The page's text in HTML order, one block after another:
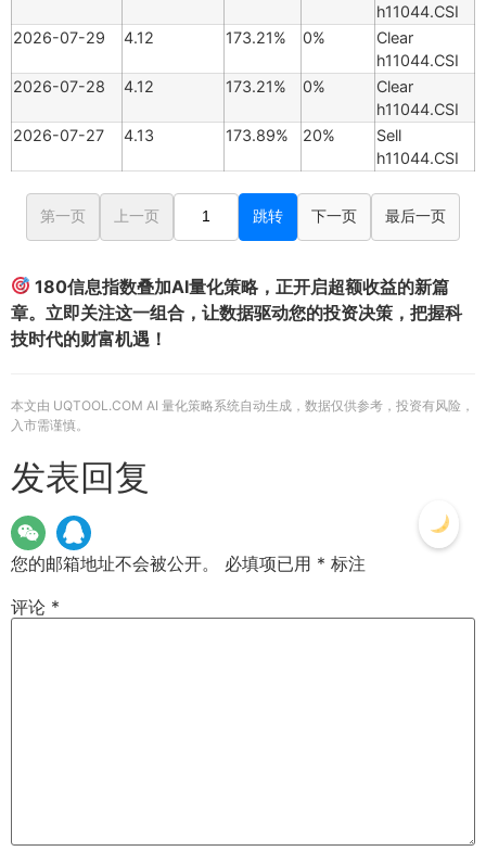
h11044.CSI
2026-07-29
4.12 173.21% 0%
Clear
h11044.CSI
2026-07-28
4.12 173.21% 0%
Clear
h11044.CSI
2026-07-27
4.13 173.89% 20%
Sell
h11044.CSI
第一页 上一页 跳转 下一页 最后一页
180信息指数叠加AI量化策略，正开启超额收益的新篇
章。立即关注这一组合，让数据驱动您的投资决策，把握科
技时代的财富机遇！
本文由 UQTOOL.COM AI 量化策略系统自动生成，数据仅供参考，投资有风险，
入市需谨慎。
发表回复
您的邮箱地址不会被公开。 必填项已用 * 标注
评论 *